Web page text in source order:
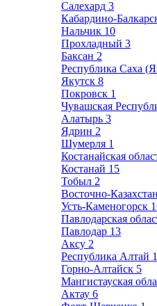
Салехард 3
Кабардино-
Нальчик 10
Прохладный 3
Баксан 2
Республика Саха
Якутск 8
Покровск 1
Чувашская
Алатырь 3
Ядрин 2
Шумерля 1
Костанайская
Костанай 15
Тобыл 2
Восточно-
Усть-Каменогорск
Павлодарская
Павлодар 13
Аксу 2
Республика Алтай
Горно-Алтайск 5
Мангистауская
Актау 6